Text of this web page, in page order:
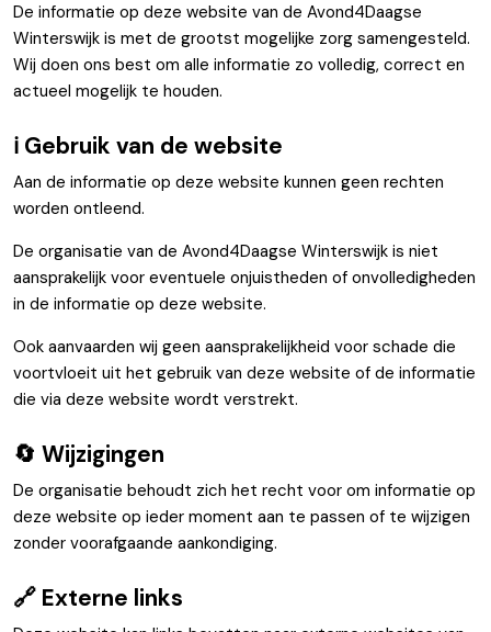
De informatie op deze website van de Avond4Daagse
Winterswijk is met de grootst mogelijke zorg samengesteld.
Wij doen ons best om alle informatie zo volledig, correct en
actueel mogelijk te houden.
ℹ️ Gebruik van de website
Aan de informatie op deze website kunnen geen rechten
worden ontleend.
De organisatie van de Avond4Daagse Winterswijk is niet
aansprakelijk voor eventuele onjuistheden of onvolledigheden
in de informatie op deze website.
Ook aanvaarden wij geen aansprakelijkheid voor schade die
voortvloeit uit het gebruik van deze website of de informatie
die via deze website wordt verstrekt.
🔄 Wijzigingen
De organisatie behoudt zich het recht voor om informatie op
deze website op ieder moment aan te passen of te wijzigen
zonder voorafgaande aankondiging.
🔗 Externe links